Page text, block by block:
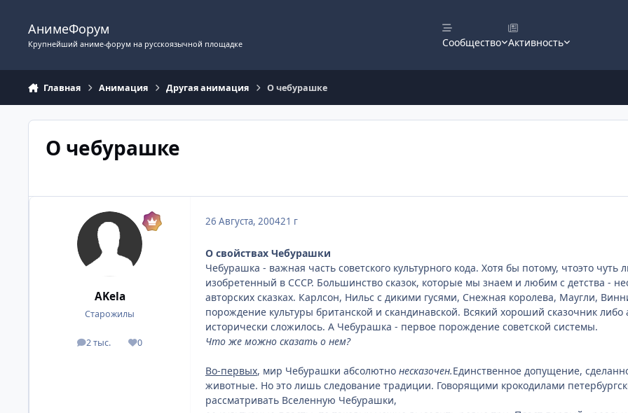
АнимеФорум
Крупнейший аниме-форум на русскоязычной площадке Сообщество Активность
Главная Анимация Другая анимация О чебурашке
О чебурашке
AKela
Старожилы
2 тыс.
посты 0
Репутация
26 Августа, 200421 г
О свойствах Чебурашки
Чебурашка - важная часть советского культурного кода. Хотя бы потому, чтоэто чуть
изобретенный в СССР. Большинство сказок, которые мы знаем и любим с детства -
авторских сказках. Карлсон, Нильс с дикими гусями, Снежная королева, Маугли,
порождение культуры британской и скандинавской. Всякий хороший сказочник
исторически сложилось. А Чебурашка - первое порождение советской системы.
Что же можно сказать о нем?
Во-первых, мир Чебурашки абсолютно несказочен.Единственное допущение,
животные. Но это лишь следование традиции. Говорящими крокодилами
рассматривать Вселенную Чебурашки,